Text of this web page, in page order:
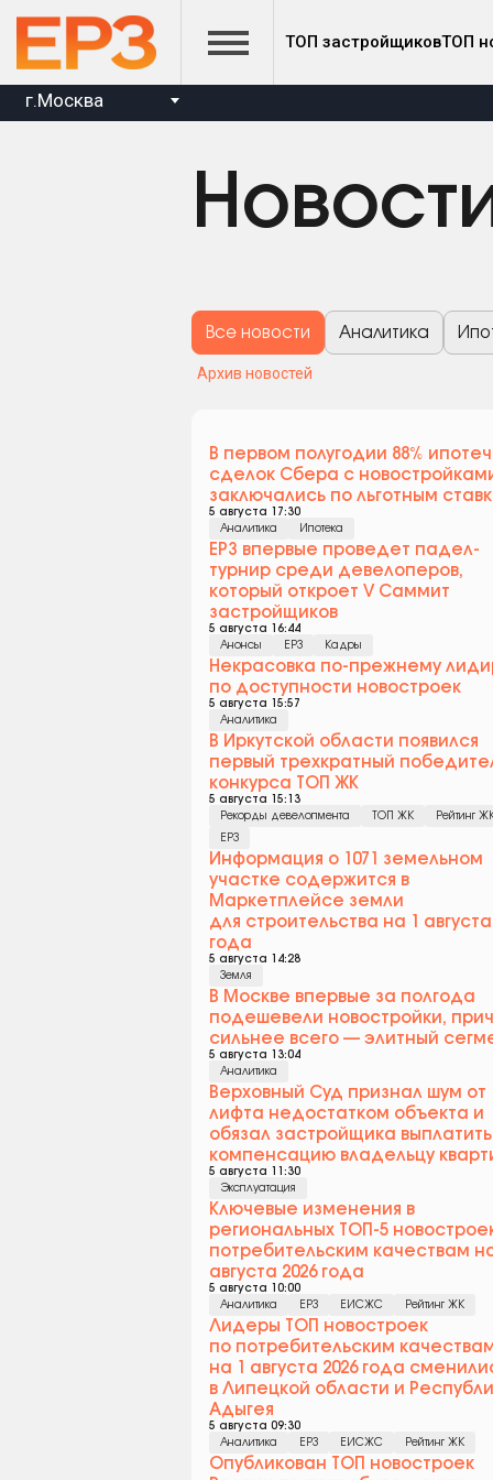
ТОП застройщиковТОП
г.Москва
Все новости Аналитика
Архив новостей
В первом полугодии 88%
сделок Сбера c
заключались по льготным
5 августа 17:30
Аналитика
Ипотека
ЕРЗ впервые проведет падел-
турнир среди девелоперов,
который откроет V Саммит
застройщиков
5 августа 16:44
Анонсы
ЕРЗ Кадры
Некрасовка по-прежнему
по доступности новостроек
5 августа 15:57
Аналитика
В Иркутской области появился
первый трехкратный
конкурса ТОП ЖК
5 августа 15:13
Рекорды девелопмента
ТОП ЖК
Рейтинг
ЕРЗ
Информация о 1071 земельном
участке содержится в
Маркетплейсе земли
для строительства на 1 августа
года
5 августа 14:28
Земля
В Москве впервые за полгода
подешевели новостройки,
сильнее всего — элитный
5 августа 13:04
Аналитика
Верховный Суд признал шум от
лифта недостатком объекта и
обязал застройщика выплатить
компенсацию владельцу
5 августа 11:30
Эксплуатация
Ключевые изменения в
региональных ТОП-5
потребительским качествам на
августа 2026 года
5 августа 10:00
Аналитика
ЕРЗ ЕИСЖС Рейтинг ЖК
Лидеры ТОП новостроек
по потребительским
на 1 августа 2026 года
в Липецкой области и
Адыгея
5 августа 09:30
Аналитика
ЕРЗ ЕИСЖС Рейтинг ЖК
Опубликован ТОП новостроек